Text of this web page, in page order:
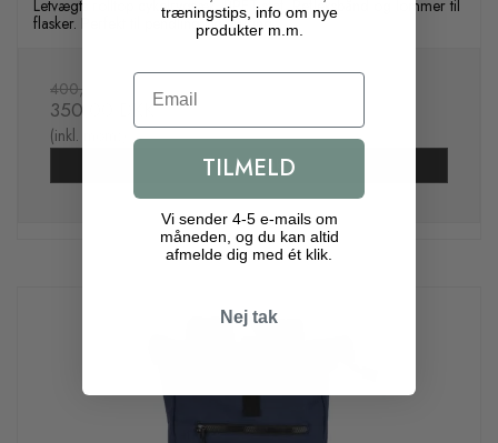
Letvægts rolltop cykelrygsæk. RPET stof. Refleksbånd og lommer til
flasker. Perfekt til pendling og touring
400,00 DKK
350,00 DKK
(inkl. moms)
Vis produkt
træningstips, info om nye
produkter m.m.
Email
TILMELD
Vi sender 4-5 e-mails om
måneden, og du kan altid
afmelde dig med ét klik.
Nej tak